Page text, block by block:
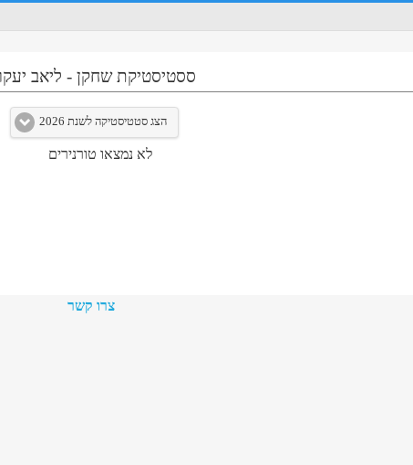
ססטיסטיקת שחקן- ליאב
הצג סטטיסטיקה לשנת 2026
לא נמצאו טורנירים
צרו קשר